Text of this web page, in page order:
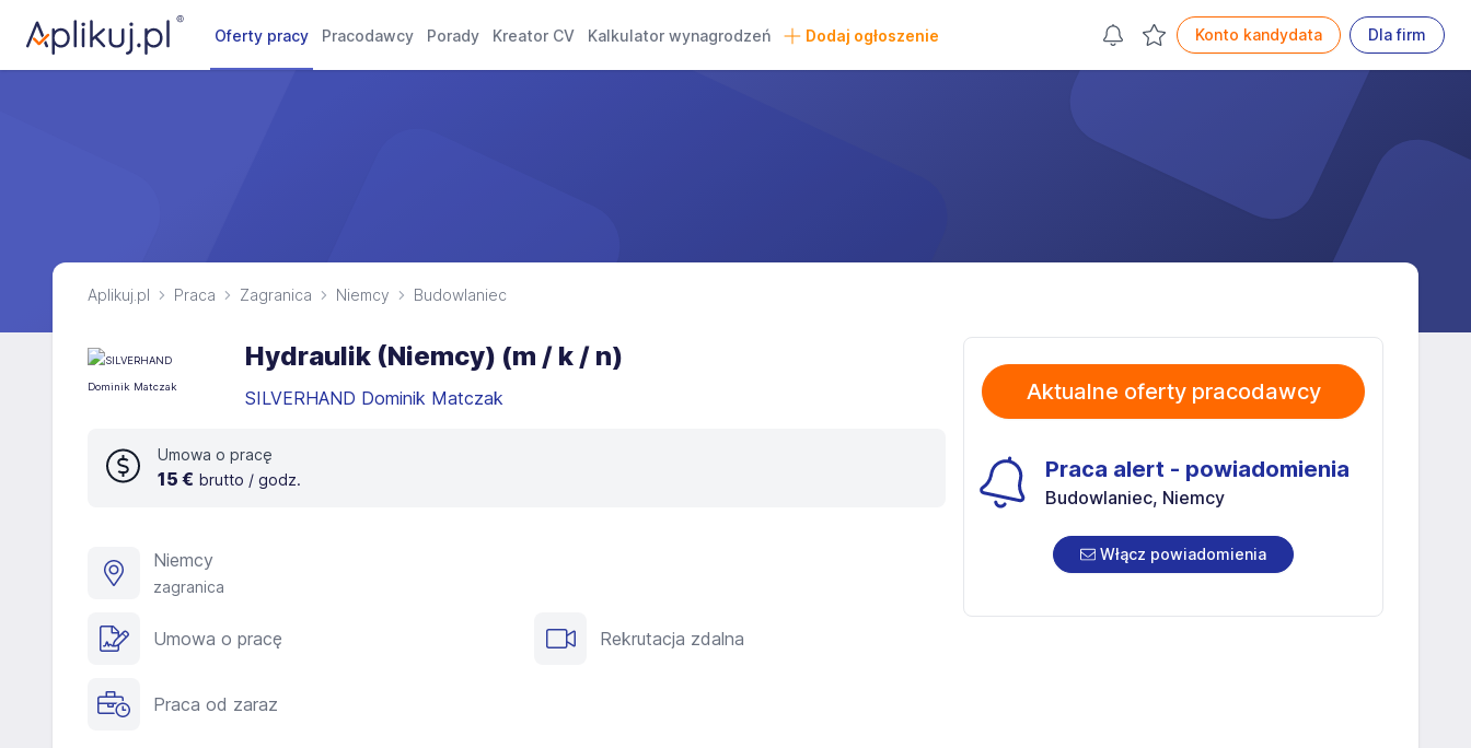
Oferty pracy Pracodawcy Porady Kreator CV Kalkulator wynagrodzeń Dodaj ogłoszenie Konto kandydata Dla firm
Aplikuj.pl Praca Zagranica Niemcy Budowlaniec
Hydraulik (Niemcy) (m / k / n)
SILVERHAND Dominik Matczak
Umowa o pracę
15 € brutto / godz.
Niemcy
zagranica
Umowa o pracę Rekrutacja zdalna
Praca od zaraz
Aktualne oferty pracodawcy
Praca alert - powiadomienia
Budowlaniec, Niemcy
Włącz powiadomienia